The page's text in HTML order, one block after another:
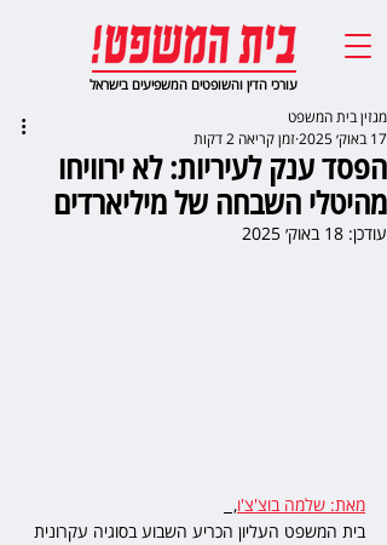
עורכי הדין והשופטים המשפיעים בישראל
הפסד ענק לעיריות: לא ירוויחו
מהיטלי השבחה של מיליארדים
מגזין בית המשפט
17 באוק׳ 2025
זמן קריאה 2 דקות
עודכן: 18 באוק׳ 2025
מאת: שלמה בוצ'צ'ו,
בית המשפט העליון הכריע השבוע בסוגיה עקרונית